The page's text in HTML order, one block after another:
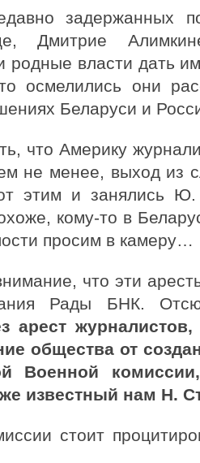
задержанных
Дмитрие
родные власти дать
осмелились они
Беларуси и
что Америку
не менее, выход из
этим и занялись
кому-то в
просим в камеру…
что эти
Рады БНК.
арест
общества от
Военной
известный нам Н.
стоит